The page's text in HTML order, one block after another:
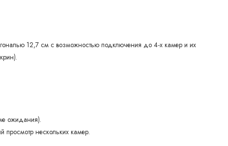
12,7 см с возможностью подключения до 4-х камер и их
ожидания).
нескольких камер.